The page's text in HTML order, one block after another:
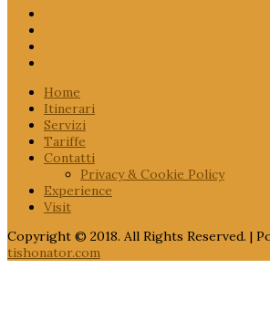
Home
Itinerari
Servizi
Tariffe
Contatti
Privacy & Cookie Policy
Experience
Visit
Copyright © 2018. All Rights Reserved. |
tishonator.com